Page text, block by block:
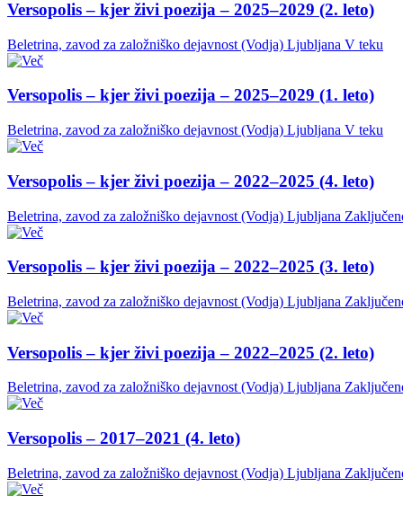
Versopolis – kjer živi poezija – 2025–2029 (2. leto)
Beletrina, zavod za založniško dejavnost (Vodja) Ljubljana V teku
Versopolis – kjer živi poezija – 2025–2029 (1. leto)
Beletrina, zavod za založniško dejavnost (Vodja) Ljubljana V teku
Versopolis – kjer živi poezija – 2022–2025 (4. leto)
Beletrina, zavod za založniško dejavnost (Vodja) Ljubljana
Versopolis – kjer živi poezija – 2022–2025 (3. leto)
Beletrina, zavod za založniško dejavnost (Vodja) Ljubljana
Versopolis – kjer živi poezija – 2022–2025 (2. leto)
Beletrina, zavod za založniško dejavnost (Vodja) Ljubljana
Versopolis – 2017–2021 (4. leto)
Beletrina, zavod za založniško dejavnost (Vodja) Ljubljana